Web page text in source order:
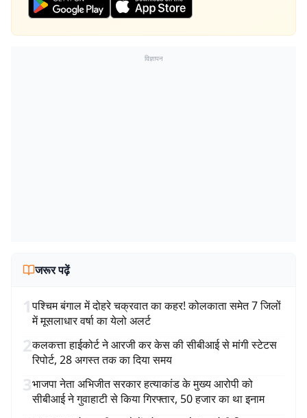
विज्ञापन
जरूर पढ़ें
1पश्चिम बंगाल में दोहरे चक्रवात का कहर! कोलकाता समेत 7 जिलों
में मूसलाधार वर्षा का येलो अलर्ट
2कलकत्ता हाईकोर्ट ने आरजी कर केस की सीबीआई से मांगी स्टेटस
रिपोर्ट, 28 अगस्त तक का दिया समय
3भाजपा नेता अभिजीत सरकार हत्याकांड के मुख्य आरोपी को
सीबीआई ने गुवाहाटी से किया गिरफ्तार, 50 हजार का था इनाम